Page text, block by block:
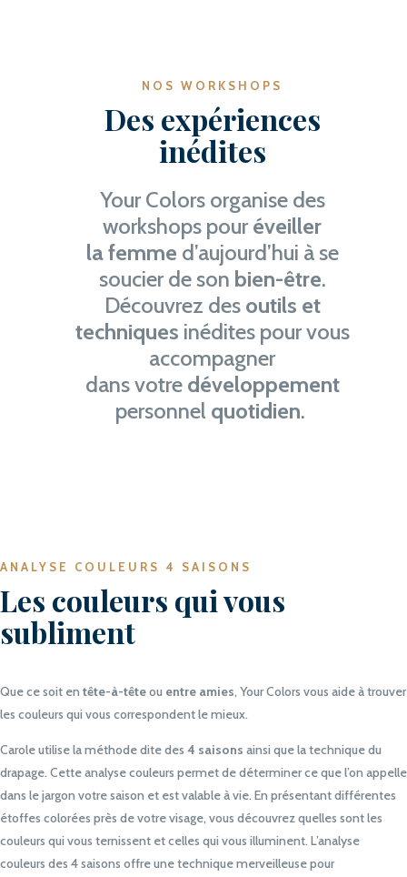
NOS WORKSHOPS
Des expériences
inédites
Your Colors organise des
workshops pouréveiller
la femme d’aujourd’hui à se
soucier de son bien-être.
Découvrez des outils et
techniques inédites pour vous
accompagner
dans votre développement
personnel quotidien.
ANALYSE COULEURS 4 SAISONS
Les couleurs qui vous
subliment
Que ce soit en tête-à-têteou entre amies, Your Colors vous aide à trouver
les couleurs qui vous correspondent le mieux.
Carole utilise la méthode dite des 4 saisons ainsi que la technique du
drapage. Cette analyse couleurs permet de déterminer ce que l’on appelle
dans le jargon votre saison et est valable à vie. En présentant différentes
étoffes colorées près de votre visage, vous découvrez quelles sont les
couleurs qui vous ternissent et celles qui vous illuminent. L’analyse
couleurs des 4 saisons offre une technique merveilleuse pour